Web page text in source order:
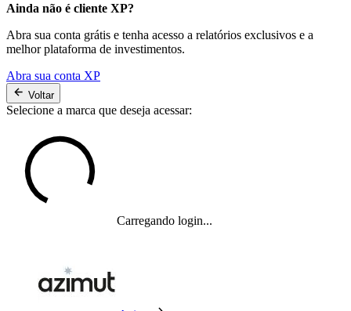
Ainda não é cliente XP?
Abra sua conta grátis e tenha acesso a relatórios exclusivos e a
melhor plataforma de investimentos.
Abra sua conta XP
Voltar
Selecione a marca que deseja acessar:
Carregando login...